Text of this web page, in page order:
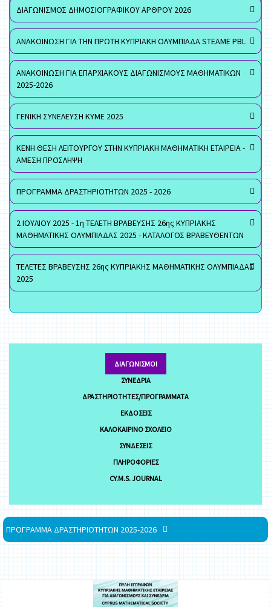
ΔΙΑΓΩΝΙΣΜΟΣ ΔΗΜΟΣΙΟΓΡΑΦΙΚΟΥ ΑΡΘΡΟΥ 2026
ΑΝΑΚΟΙΝΩΣΗ ΓΙΑ ΤΗΝ ΠΡΩΤΗ ΚΥΠΡΙΑΚΗ ΟΛΥΜΠΙΑΔΑ STEAME PBL
ΑΝΑΚΟΙΝΩΣΗ ΓΙΑ ΕΠΑΡΧΙΑΚΟΥΣ ΔΙΑΓΩΝΙΣΜΟΥΣ ΜΑΘΗΜΑΤΙΚΩΝ
2025-2026
ΓΕΝΙΚΗ ΣΥΝΕΛΕΥΣΗ ΚΥΜΕ 2025
ΚΕΝΗ ΘΕΣΗ ΛΕΙΤΟΥΡΓΟΥ ΣΤΗΝ ΚΥΠΡΙΑΚΗ ΜΑΘΗΜΑΤΙΚΗ ΕΤΑΙΡΕΙΑ -
ΑΜΕΣΗ ΠΡΟΣΛΗΨΗ
ΠΡΟΓΡΑΜΜΑ ΔΡΑΣΤΗΡΙΟΤΗΤΩΝ 2025 - 2026
2 ΙΟΥΛΙΟΥ 2025 - 1η ΤΕΛΕΤΗ ΒΡΑΒΕΥΣΗΣ 26ης ΚΥΠΡΙΑΚΗΣ
ΜΑΘΗΜΑΤΙΚΗΣ ΟΛΥΜΠΙΑΔΑΣ 2025 - ΚΑΤΑΛΟΓΟΣ ΒΡΑΒΕΥΘΕΝΤΩΝ
ΤΕΛΕΤΕΣ ΒΡΑΒΕΥΣΗΣ 26ης ΚΥΠΡΙΑΚΗΣ ΜΑΘΗΜΑΤΙΚΗΣ ΟΛΥΜΠΙΑΔΑΣ
2025
ΔΙΑΓΩΝΙΣΜΟΊ
ΣΥΝΈΔΡΙΑ
ΔΡΑΣΤΗΡΙΌΤΗΤΕΣ/ΠΡΟΓΡΆΜΜΑΤΑ
ΕΚΔΌΣΕΙΣ
ΚΑΛΟΚΑΙΡΙΝΌ ΣΧΟΛΕΊΟ
ΣΥΝΔΈΣΕΙΣ
ΠΛΗΡΟΦΟΡΊΕΣ
CY.M.S. JOURNAL
ΠΡΟΓΡΑΜΜΑ ΔΡΑΣΤΗΡΙΟΤΗΤΩΝ 2025-2026